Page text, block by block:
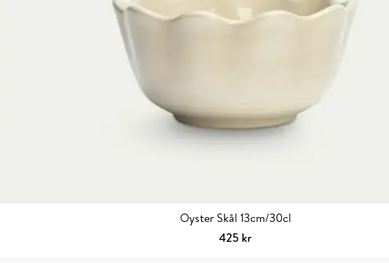
Oyster Skål 13cm/30cl
425 kr